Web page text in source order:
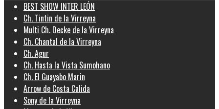
BEST SHOW INTER LEÓN
Ch. Tintin de la Virreyna
Multi Ch. Decke de la Virreyna
Ch. Chantal de la Virreyna
Ch. Agur
Ch. Hasta la Vista Sumohano
Ch. El Guayabo Marin
Arrow de Costa Calida
Sony de la Virreyna